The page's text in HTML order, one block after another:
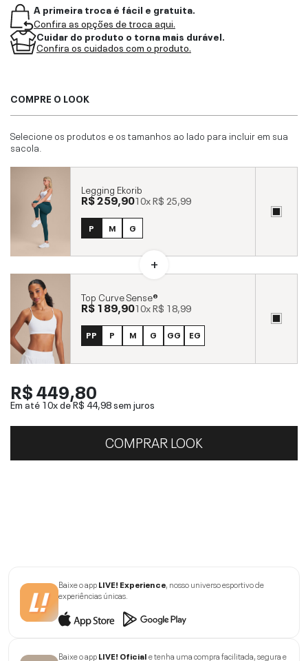
A primeira troca é fácil e gratuita.
Confira as opções de troca aqui.
Cuidar do produto o torna mais durável.
Confira os cuidados com o produto.
COMPRE O LOOK
Selecione os produtos e os tamanhos ao lado para incluir em sua
sacola.
Legging Ekorib
R$ 259,9010xR$ 25,99
P M G
Top Curve Sense®
R$ 189,9010xR$ 18,99
PP P M G GG EG
R$ 449,80
Em até 10x deR$ 44,98sem juros
COMPRAR LOOK
Baixe o appLIVE! Experience , nosso universo esportivo de
experiências únicas.
Baixe o appLIVE! Oficiale tenha uma compra facilitada, segura e